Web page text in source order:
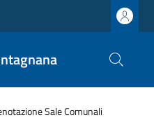
Sale Comunali